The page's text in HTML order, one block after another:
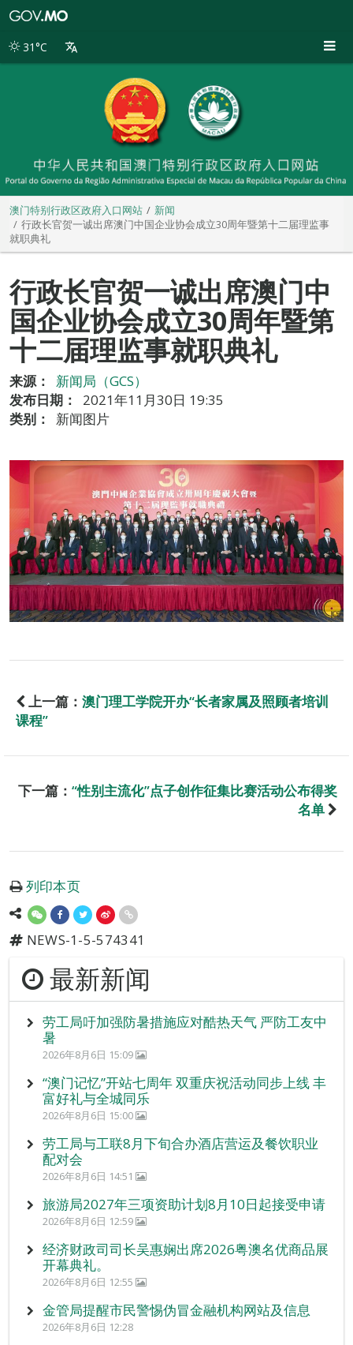
别
31°C
澳门特别行政区政府入口网站
新闻
行政长官贺一诚出席澳门中国企业协会成立30周年暨第十二届理监事
就职典礼
行政长官贺一诚出席澳门中
国企业协会成立30周年暨第
十二届理监事就职典礼
来源：
新闻局（GCS）
发布日期：
2021年11月30日 19:35
类别：
新闻图片
上一篇： 澳门理工学院开办“长者家属及照顾者培训
课程”
下一篇： “性别主流化”点子创作征集比赛活动公布得奖
名单
列印本页
NEWS-1-5-574341
最新新闻
劳工局吁加强防暑措施应对酷热天气 严防工友中
暑
2026年8月6日 15:09
“澳门记忆”开站七周年 双重庆祝活动同步上线 丰
富好礼与全城同乐
2026年8月6日 15:00
劳工局与工联8月下旬合办酒店营运及餐饮职业
配对会
2026年8月6日 14:51
旅游局2027年三项资助计划8月10日起接受申请
2026年8月6日 12:59
经济财政司司长吴惠娴出席2026粤澳名优商品展
开幕典礼。
2026年8月6日 12:55
金管局提醒市民警惕伪冒金融机构网站及信息
2026年8月6日 12:28